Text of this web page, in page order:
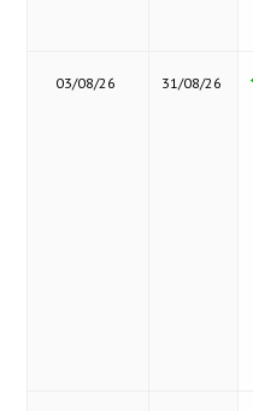
03/08/26 31/08/26